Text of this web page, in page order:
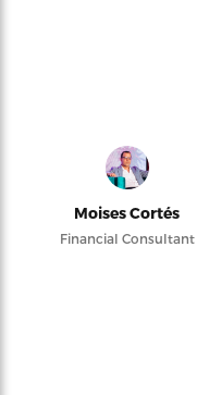
Moises Cortés
Financial Consultant